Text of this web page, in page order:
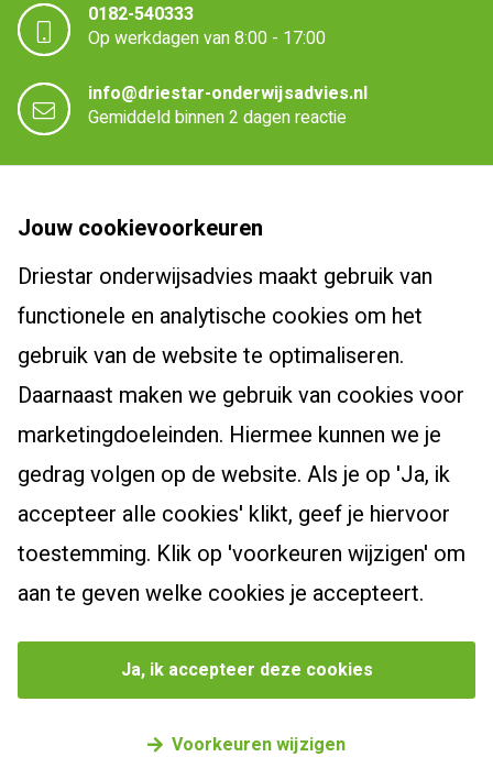
0182-540333
Op werkdagen van 8:00 - 17:00
info@driestar-onderwijsadvies.nl
Gemiddeld binnen 2 dagen reactie
Driestar onderwijsadvies
Over Driestar onderwijsadvies
Het beroepsprofiel van de leraar
Certificaten en accreditaties
Vacatures
Contact
Klachtenreglement
Cursussen en trajecten
Breindidactiek
Leiderschapsoriëntatietraject
Zoek een cursus
Post-hbo-opleidingen
Bewegingsonderwijs
Taalcoördinator
Specialist Jonge Kind
Schoolopleider PO
School Video Interactie Begeleiding
Actueel
Nieuwsbrief
Nieuws
Blogs
Agenda
Webshop
Bekijk onze producten
Privacybeleid
Cookievoorkeuren beheren
2026 Driestar onderwijsadvies
Jouw cookievoorkeuren
Driestar onderwijsadvies maakt gebruik van
functionele en analytische cookies om het
gebruik van de website te optimaliseren.
Daarnaast maken we gebruik van cookies voor
marketingdoeleinden. Hiermee kunnen we je
gedrag volgen op de website. Als je op 'Ja, ik
accepteer alle cookies' klikt, geef je hiervoor
toestemming. Klik op 'voorkeuren wijzigen' om
aan te geven welke cookies je accepteert.
Ja, ik accepteer deze cookies
Voorkeuren wijzigen